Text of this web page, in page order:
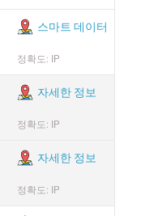
스마트 데이터
정확도: IP
자세한 정보
정확도: IP
자세한 정보
정확도: IP